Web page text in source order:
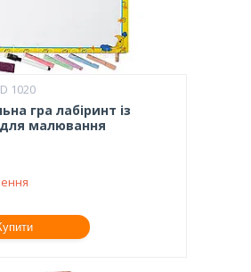
1020
гра лабіринт із
малювання